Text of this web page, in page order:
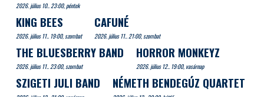
2026. július 10.. 23:00, péntek
KING BEES
2026. július 11.. 19:00, szombat
CAFUNÉ
2026. július 11.. 21:00, szombat
THE BLUESBERRY BAND
2026. július 11.. 23:00, szombat
HORROR MONKEYZ
2026. július 12.. 19:00, vasárnap
SZIGETI JULI BAND NÉMETH BENDEGÚZ QUARTET